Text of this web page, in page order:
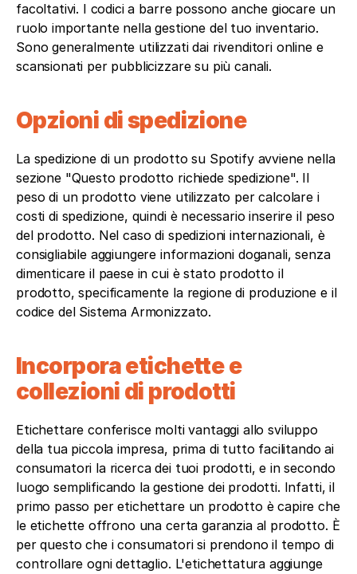
facoltativi. I codici a barre possono anche giocare un
ruolo importante nella gestione del tuo inventario.
Sono generalmente utilizzati dai rivenditori online e
scansionati per pubblicizzare su più canali.
Opzioni di spedizione
La spedizione di un prodotto su Spotify avviene nella
sezione "Questo prodotto richiede spedizione". Il
peso di un prodotto viene utilizzato per calcolare i
costi di spedizione, quindi è necessario inserire il peso
del prodotto. Nel caso di spedizioni internazionali, è
consigliabile aggiungere informazioni doganali, senza
dimenticare il paese in cui è stato prodotto il
prodotto, specificamente la regione di produzione e il
codice del Sistema Armonizzato.
Incorpora etichette e
collezioni di prodotti
Etichettare conferisce molti vantaggi allo sviluppo
della tua piccola impresa, prima di tutto facilitando ai
consumatori la ricerca dei tuoi prodotti, e in secondo
luogo semplificando la gestione dei prodotti. Infatti, il
primo passo per etichettare un prodotto è capire che
le etichette offrono una certa garanzia al prodotto. È
per questo che i consumatori si prendono il tempo di
controllare ogni dettaglio. L'etichettatura aggiunge